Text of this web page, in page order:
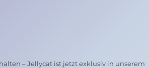
– Jellycat ist jetzt exklusiv in unserem